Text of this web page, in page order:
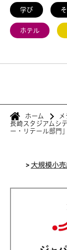
学び
ホテル
ホーム
長崎スタジアムシ
ー・リテール部門
>大規模小